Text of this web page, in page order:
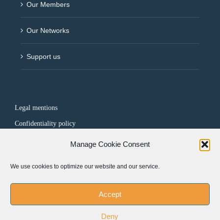
Manage Cookie Consent
We use cookies to optimize our website and our service.
Accept
Deny
Our Members
Our Networks
Support us
Legal mentions
Confidentiality policy